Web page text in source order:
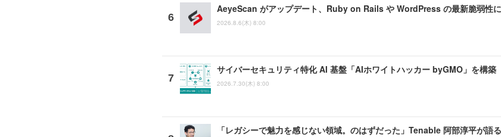
AeyeScan がアップデート、Ruby on Rails や WordPress の最新脆弱性
2026.8.6(木) 8:00
サイバーセキュリティ特化 AI 基盤「AIホワイトハッカー byGMO」を構築
2026.7.30(木) 8:00
「レガシーで魅力を感じない領域。のはずだった」Tenable 阿部淳平が語